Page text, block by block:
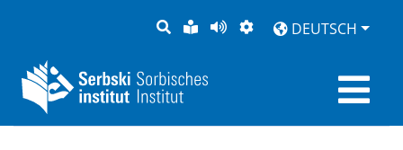
SUCHELEICHTE
SPRACHE
SEITEDARSTELLUNG
DEUTSCH